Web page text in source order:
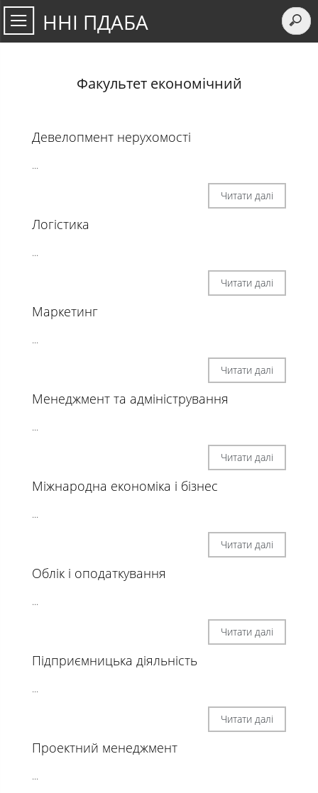
ННІ ПДАБА
Факультет економічний
Девелопмент нерухомості
...
Читати далі
Логістика
...
Читати далі
Маркетинг
...
Читати далі
Менеджмент та адміністрування
...
Читати далі
Міжнародна економіка і бізнес
...
Читати далі
Облік і оподаткування
...
Читати далі
Підприємницька діяльність
...
Читати далі
Проектний менеджмент
...